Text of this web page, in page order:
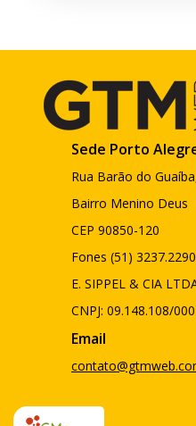
Sede Porto
Rua Barão do
Bairro Menino Deus
CEP 90850-120
Fones (51)
E. SIPPEL & CIA
CNPJ: 09.148.108/
Email